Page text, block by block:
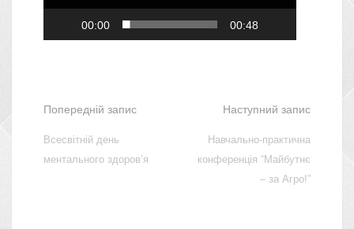
00:00 00:48
Попередній запис
Всесвітній день
ментального здоров’я
Наступний запис
Навчально-практична
конференція “Майбутнє
– за Агро!”